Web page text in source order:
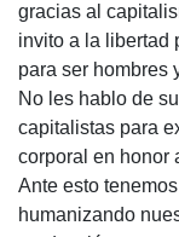
gracias al
invito a la libertad
para ser hombres
No les hablo de
capitalistas para
corporal en honor
Ante esto
humanizando